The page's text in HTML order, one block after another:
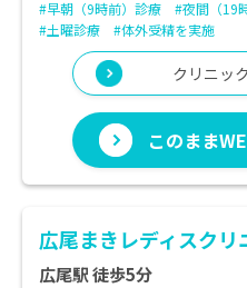
#早朝（9時前）診療 #夜間（19
#土曜診療
#体外受精を実施
クリニッ
このまま
広尾まきレディスクリ
広尾駅 徒歩5分